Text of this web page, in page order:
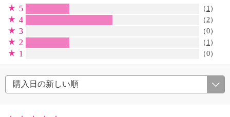
5 （ 1 ）
4 （2）
3 （0）
2 （ 1 ）
1 （0）